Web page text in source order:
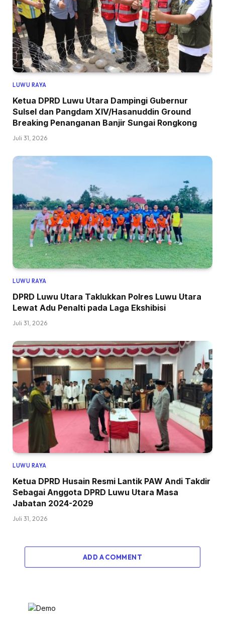
LUWU RAYA
Ketua DPRD Luwu Utara Dampingi Gubernur
Sulsel dan Pangdam XIV/Hasanuddin Ground
Breaking Penanganan Banjir Sungai Rongkong
Juli 31, 2026
LUWU RAYA
DPRD Luwu Utara Taklukkan Polres Luwu Utara
Lewat Adu Penalti pada Laga Ekshibisi
Juli 31, 2026
LUWU RAYA
Ketua DPRD Husain Resmi Lantik PAW Andi Takdir
Sebagai Anggota DPRD Luwu Utara Masa
Jabatan 2024-2029
Juli 31, 2026
ADD A COMMENT